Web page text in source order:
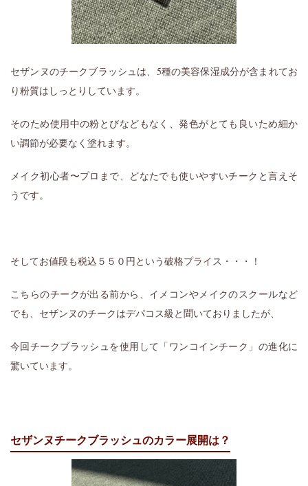
セザンヌのチークブラッシュは、5種の美容保湿成分が含まれてお
り粉質はしっとりしています。
そのため使用中の粉とびなどもなく、発色がとても良いため細か
い調節が必要なく塗れます。
メイク初心者〜プロまで、どなたでも使いやすいチークと言えそ
うです。
そしてお値段も税込５５０円という破格プライス・・・！
こちらのチークが出る前から、イメコンやメイクのスクールなど
でも、セザンヌのチークはデパコス級と聞いておりましたが、
今回チークブラッシュを使用して「ワンコインチーク」の進化に
驚いています。
セザンヌチークブラッシュのカラー展開は？